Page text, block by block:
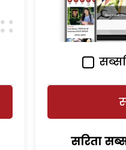
सरिता